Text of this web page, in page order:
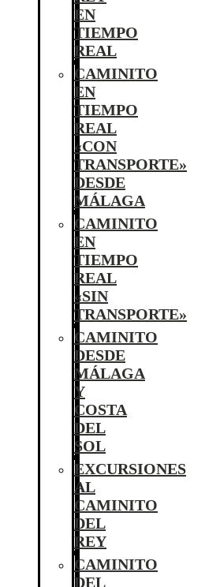
EN
TIEMPO
REAL
CAMINITO
EN
TIEMPO
REAL
«CON
TRANSPORTE»
DESDE
MÁLAGA
CAMINITO
EN
TIEMPO
REAL
«SIN
TRANSPORTE»
CAMINITO
DESDE
MÁLAGA
Y
COSTA
DEL
SOL
EXCURSIONES
AL
CAMINITO
DEL
REY
CAMINITO
DEL